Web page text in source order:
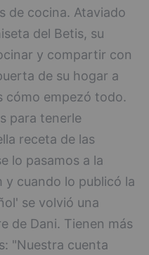
de cocina. Ataviado
del Betis, su
y compartir con
de su hogar a
cómo empezó todo.
para tenerle
receta de las
lo pasamos a la
y cuando lo publicó la
se volvió una
de Dani. Tienen más
"Nuestra cuenta